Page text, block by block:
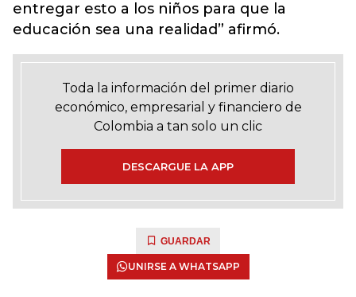
entregar esto a los niños para que la
educación sea una realidad” afirmó.
Toda la información del primer diario
económico, empresarial y financiero de
Colombia a tan solo un clic
DESCARGUE LA APP
GUARDAR
UNIRSE A WHATSAPP